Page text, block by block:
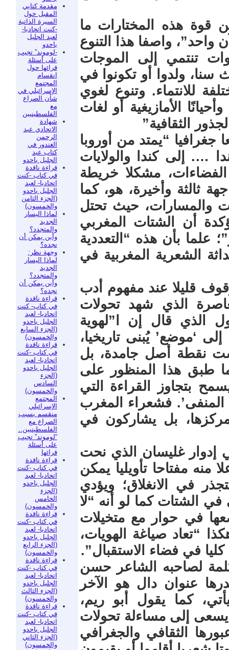
مقدمة كتابي
المقبل حول
السيرة الذاتية
-كنت اتحاديا-
لعبد الجليل
باحدو
-لوموند” تجيب
على أسئلة
قرائها حول
انقسام
المجتمع
الإسرائيلي في
شأن الصراع
مع
الفلسطينيين
شهادة
الاتحادي عبد
الرحمن
الغندور في
كتاب عبد
الجليل باحدو
قراءة ناقدة
في كتاب -كنت
اتحاديا- لعبد
الجليل باحدو
(الجزء الثامن
والخمسون)
لماذا اليسار
الجديد
والمتجدد؟
وأين يمكن أن
نجده؟
وجهة نظر:
لماذا اليسار
الجديد
والمتجدد؟
وأين يمكن أن
نجده؟
قراءة ناقدة
في كتاب- كنت
اتحاديا- لعبد
الجليل باحدو
(الجزء السابع
والخمسون)
قراءة ناقدة
في كتاب -كنت
اتحاديا- لعبد
الجليل باحدو
(الجزء
السادس
والخمسون)
المجتمع
الإسرائيلي
منقسم بسبب
الصراع مع
الفلسطينيين..
“لوموند” تجيب
على أسئلة
قرائها
قراءة ناقدة
في كتاب -كنت
اتحاديا- لعبد
الجليل باحدو
(الجزء
الخامس
والخمسون)
قراءة ناقدة
في كتاب -كنت
اتحاديا- لعبد
الجليل باحدو
(الجزء الرابع
والخمسون)
قراءة ناقدة
في كتاب -كنت
اتحاديا- لعبد
الجليل باحدو
(الجزء الثالث
والخمسون)
قراءة ناقدة
في كتاب -كنت
اتحاديا- لعبد
الجليل باحدو
(الجزء الثاني
والخمسون)
قوة هذه المختارات ما
واصفا هذا التنوع
تنتمي إلى الموجات
ولدوا أو تكونوا في
للانتماء. وتنوع لغوي
الأمازيغية أو لغات
الثقافية”
جغرافيا “يمتد من أوروبا
…. إلى كندا والولايات
الفضاءات، مشكلا خريطة
ثالثة وأخيرة، هو، كما
والمسارات، حيث تحتل
أن الشتات المغربي
علما بأن هذه “التعددية
الشعرية المغربية في
قليلا عند مفهوم أدب
الذي شهد تحولات
الذي قال إن ا”لهوية
‘موضع’ يُبنى تاريخيا،
نقطة أصل جامدة، بل
طبق هذا المنظور على
بتجاوز القراءة التي
فشعراء المغرب
بل يشاركون في
غليسان الذي نحت
منه مفتاحا تأويليا يمكن
في الانغلاق؛ ويؤدي
في الشتات كما لو أنه “لا
في حوار مع متخيلات
“تعاد صياغة الهويات،
في فضاء الاستقبال”.
كلمة لصاحبه الشاعر حسن
عنوان دال هو الآخر
كما يقول أبو ريم،
إلى مساءلة تحولات
الثقافي والجغرافي